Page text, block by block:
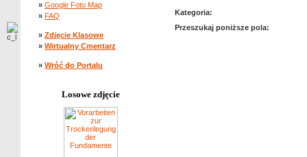
» Google Foto Map
» FAQ
» Zdjęcie Klasowe
» Wirtualny Cmentarz
» Wróć do Portalu
Losowe zdjęcie
Kategoria:
Przeszukaj poniższe pola: